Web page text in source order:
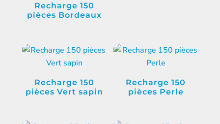
Recharge 150
pièces Bordeaux
Recharge 150
pièces Vert sapin
Recharge 150
pièces Perle